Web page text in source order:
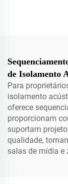
de Isolamento
Para
isolamento
oferece
proporcionam
suportam
qualidade,
salas de mídia e